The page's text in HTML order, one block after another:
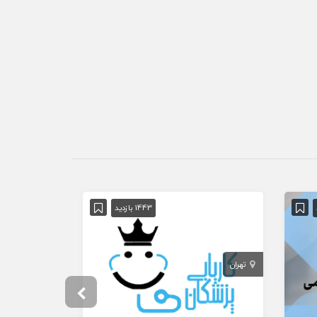
1443 بازدید
تهران